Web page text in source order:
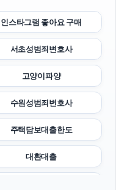
인스타그램 좋아요 구매
서초성범죄변호사
고양이파양
수원성범죄변호사
주택담보대출한도
대환대출